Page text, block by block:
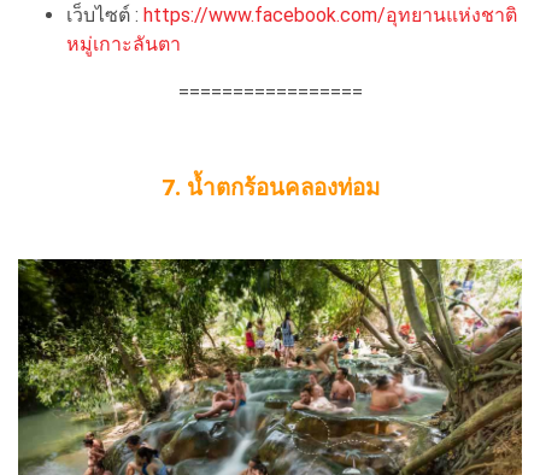
เว็บไซต์ : https://www.facebook.com/อุทยานแห่งชาติ
หมู่เกาะลันตา
=================
7. น้ำตกร้อนคลองท่อม